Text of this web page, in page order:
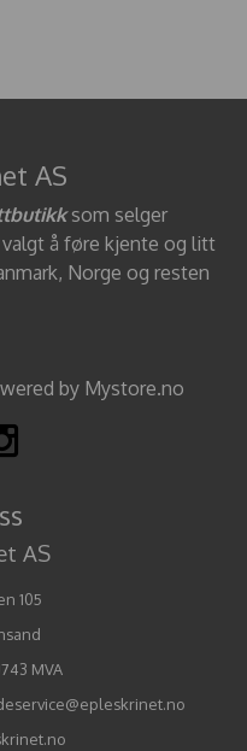
AS
som selger
valgt å føre kjente og litt
Norge og resten
by Mystore.no
AS
105
MVA